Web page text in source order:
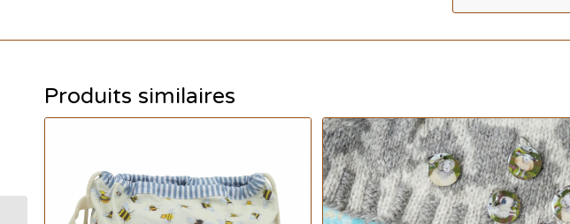
Produits similaires